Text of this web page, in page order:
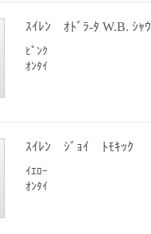
ｽｲﾚﾝ ｵﾄﾞﾗ-ﾀ W.B. ｼｬｳ
ﾋﾟﾝｸ
ｵﾝﾀｲ
ｽｲﾚﾝ ｼﾞｮｲ ﾄﾓｷｯｸ
ｲｴﾛｰ
ｵﾝﾀｲ